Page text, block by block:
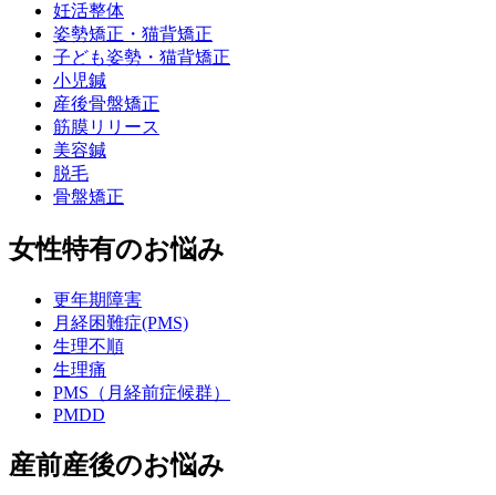
妊活整体
姿勢矯正・猫背矯正
子ども姿勢・猫背矯正
小児鍼
産後骨盤矯正
筋膜リリース
美容鍼
脱毛
骨盤矯正
女性特有のお悩み
更年期障害
月経困難症(PMS)
生理不順
生理痛
PMS（月経前症候群）
PMDD
産前産後のお悩み